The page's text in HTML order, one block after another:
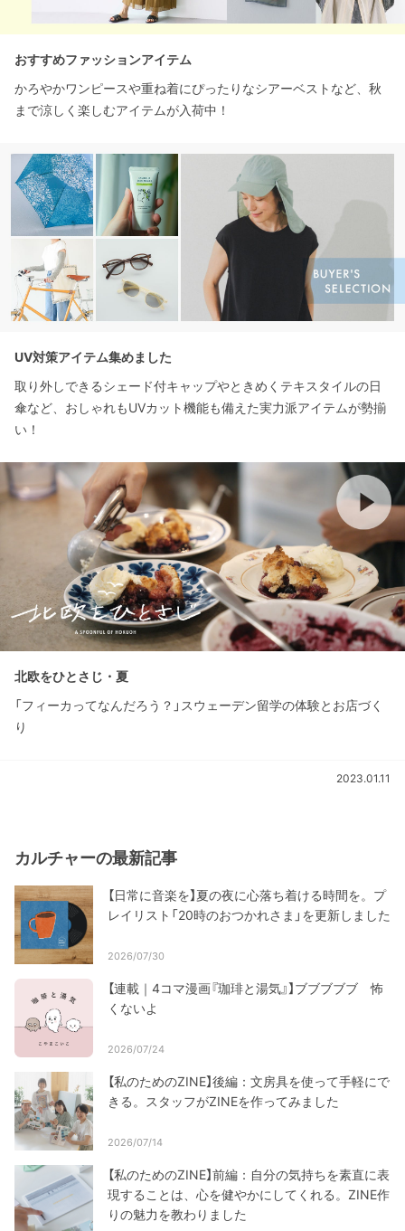
おすすめファッションアイテム
かろやかワンピースや重ね着にぴったりなシアーベストなど、秋
まで涼しく楽しむアイテムが入荷中！
UV対策アイテム集めました
取り外しできるシェード付キャップやときめくテキスタイルの日
傘など、おしゃれもUVカット機能も備えた実力派アイテムが勢揃
い！
北欧をひとさじ・夏
「フィーカってなんだろう？」スウェーデン留学の体験とお店づく
り
2023.01.11
カルチャーの最新記事
【日常に音楽を】夏の夜に心落ち着ける時間を。プ
レイリスト「20時のおつかれさま」を更新しました
2026/07/30
【連載｜4コマ漫画『珈琲と湯気』】ブブブブブ 怖
くないよ
2026/07/24
【私のためのZINE】後編：文房具を使って手軽にで
きる。スタッフがZINEを作ってみました
2026/07/14
【私のためのZINE】前編：自分の気持ちを素直に表
現することは、心を健やかにしてくれる。ZINE作
りの魅力を教わりました